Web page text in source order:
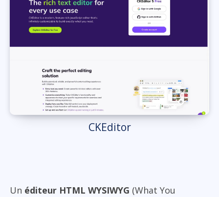
CKEditor
Un éditeur HTML WYSIWYG (What You